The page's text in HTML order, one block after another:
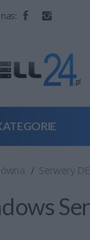
Serwery